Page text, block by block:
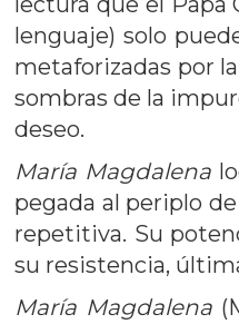
lenguaje) solo
metaforizadas por
sombras de la
deseo.
María Magdalena
pegada al periplo
repetitiva. Su
su resistencia,
María Magdalena